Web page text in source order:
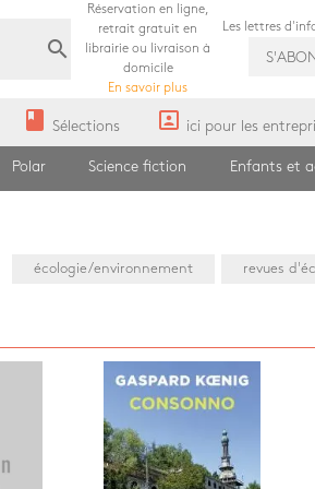
search
Réservation en ligne,
retrait gratuit en
librairie ou livraison à
domicile
En savoir plus
Les lettres
book Sélections portrait ici pour les
Polar Science fiction Enfants et
écologie/environnement revues